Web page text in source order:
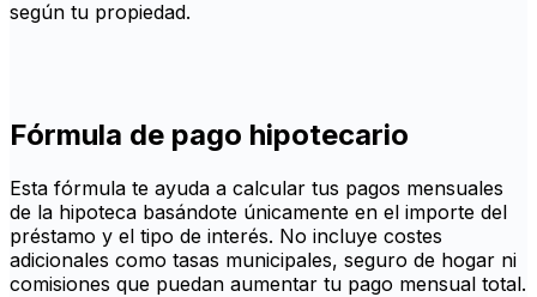
según tu propiedad.
Fórmula de pago hipotecario
Esta fórmula te ayuda a calcular tus pagos mensuales
de la hipoteca basándote únicamente en el importe del
préstamo y el tipo de interés. No incluye costes
adicionales como tasas municipales, seguro de hogar ni
comisiones que puedan aumentar tu pago mensual total.